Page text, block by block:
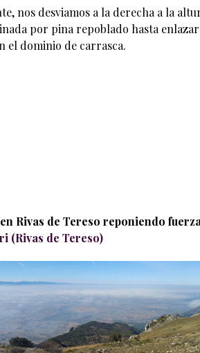
nos desviamos a la derecha a la
por pina repoblado hasta enlazar
el dominio de carrasca.
Rivas de Tereso reponiendo
(Rivas de Tereso)